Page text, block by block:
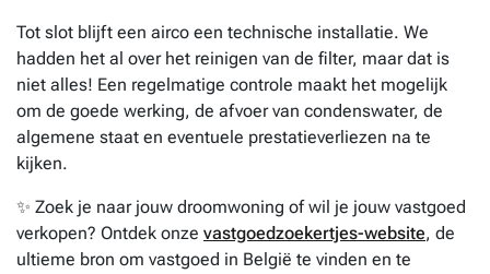
Tot slot blijft een airco een technische installatie. We
hadden het al over het reinigen van de filter, maar dat is
niet alles! Een regelmatige controle maakt het mogelijk
om de goede werking, de afvoer van condenswater, de
algemene staat en eventuele prestatieverliezen na te
kijken.
✨ Zoek je naar jouw droomwoning of wil je jouw vastgoed
verkopen? Ontdek onze vastgoedzoekertjes-website, de
ultieme bron om vastgoed in België te vinden en te